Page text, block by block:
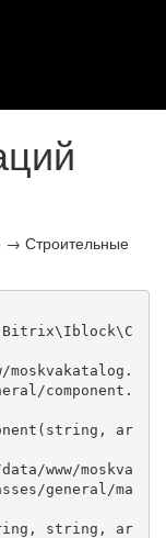
→ Строительные
Bitrix\Iblock\C
moskvakatalog.
component.
ar
general/ma
string, ar